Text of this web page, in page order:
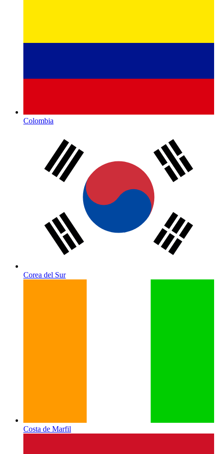
Colombia
Corea del Sur
Costa de Marfil